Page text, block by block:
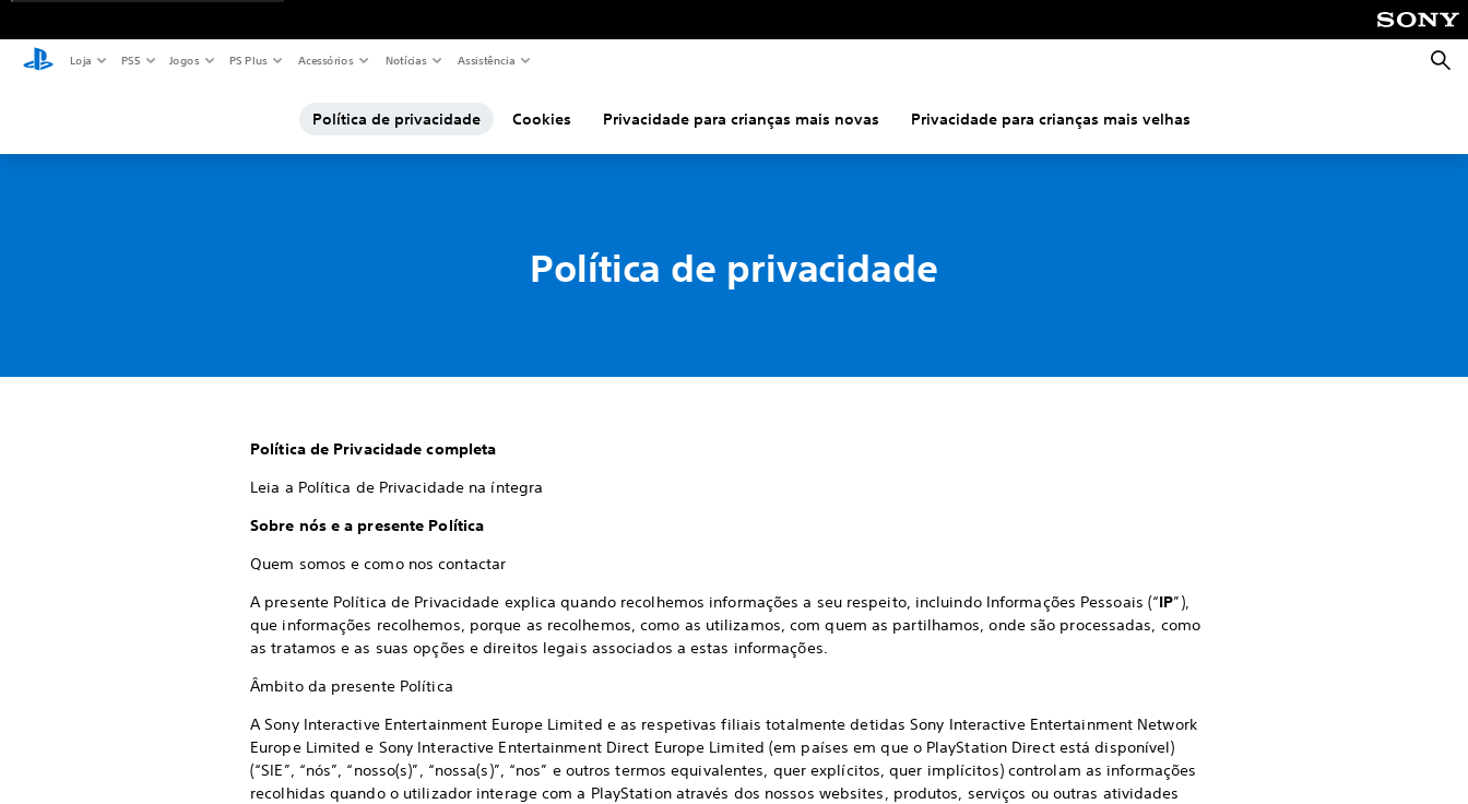
Loja PS5 Jogos PS Plus Acessórios Notícias Assistência
Política de privacidade Cookies Privacidade para crianças mais novas Privacidade para crianças mais velhas
Política de privacidade
Política de Privacidade completa
Leia a Política de Privacidade na íntegra
Sobre nós e a presente Política
Quem somos e como nos contactar
A presente Política de Privacidade explica quando recolhemos informações a seu respeito, incluindo Informações Pessoais (“IP”),
que informações recolhemos, porque as recolhemos, como as utilizamos, com quem as partilhamos, onde são processadas, como
as tratamos e as suas opções e direitos legais associados a estas informações.
Âmbito da presente Política
A Sony Interactive Entertainment Europe Limited e as respetivas filiais totalmente detidas Sony Interactive Entertainment Network
Europe Limited e Sony Interactive Entertainment Direct Europe Limited (em países em que o PlayStation Direct está disponível)
(“SIE”, “nós”, “nosso(s)”, “nossa(s)”, “nos” e outros termos equivalentes, quer explícitos, quer implícitos) controlam as informações
recolhidas quando o utilizador interage com a PlayStation através dos nossos websites, produtos, serviços ou outras atividades